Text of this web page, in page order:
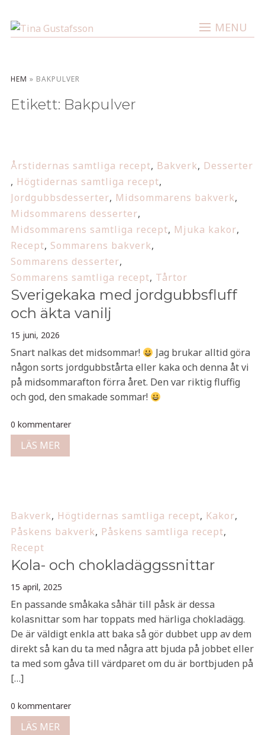
MENU
HEM » BAKPULVER
Etikett: Bakpulver
Årstidernas samtliga recept, Bakverk, Desserter
, Högtidernas samtliga recept,
Jordgubbsdesserter, Midsommarens bakverk,
Midsommarens desserter,
Midsommarens samtliga recept, Mjuka kakor,
Recept, Sommarens bakverk,
Sommarens desserter,
Sommarens samtliga recept, Tårtor
Sverigekaka med jordgubbsfluff
och äkta vanilj
15 juni, 2026
Snart nalkas det midsommar!
Jag brukar alltid göra
någon sorts jordgubbstårta eller kaka och denna åt vi
på midsommarafton förra året. Den var riktig fluffig
och god, den smakade sommar!
0 kommentarer
LÄS MER
Bakverk, Högtidernas samtliga recept, Kakor,
Påskens bakverk, Påskens samtliga recept,
Recept
Kola- och chokladäggssnittar
15 april, 2025
En passande småkaka såhär till påsk är dessa
kolasnittar som har toppats med härliga chokladägg.
De är väldigt enkla att baka så gör dubbet upp av dem
direkt så kan du ta med några att bjuda på jobbet eller
ta med som gåva till värdparet om du är bortbjuden på
[…]
0 kommentarer
LÄS MER